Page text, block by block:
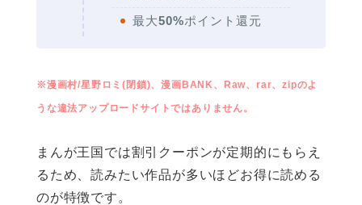
最大50%ポイント還元
※漫画村/星野ロミ(閉鎖)、漫画BANK、Raw、rar、zipのよ
うな違法アップロードサイトではありません。
まんが王国では割引クーポンが定期的にもらえ
るため、読みたい作品が多いほどお得に読める
のが特徴です。